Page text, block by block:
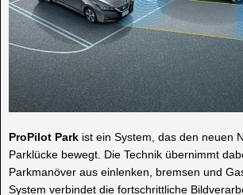
ProPilot Park ist ein System, das den neuen
Parklücke bewegt. Die Technik übernimmt
Parkmanöver aus einlenken, bremsen und
System verbindet die fortschrittliche